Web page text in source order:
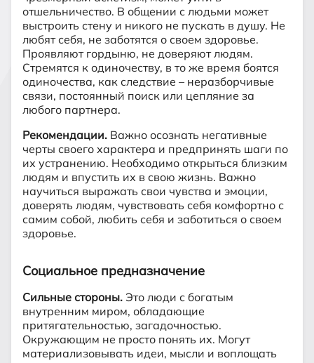
отшельничество. В общении с людьми может
выстроить стену и никого не пускать в душу. Не
любят себя, не заботятся о своем здоровье.
Проявляют гордыню, не доверяют людям.
Стремятся к одиночеству, в то же время боятся
одиночества, как следствие – неразборчивые
связи, постоянный поиск или цепляние за
любого партнера.
Рекомендации. Важно осознать негативные
черты своего характера и предпринять шаги по
их устранению. Необходимо открыться близким
людям и впустить их в свою жизнь. Важно
научиться выражать свои чувства и эмоции,
доверять людям, чувствовать себя комфортно с
самим собой, любить себя и заботиться о своем
здоровье.
Социальное предназначение
Сильные стороны. Это люди с богатым
внутренним миром, обладающие
притягательностью, загадочностью.
Окружающим не просто понять их. Могут
материализовывать идеи, мысли и воплощать